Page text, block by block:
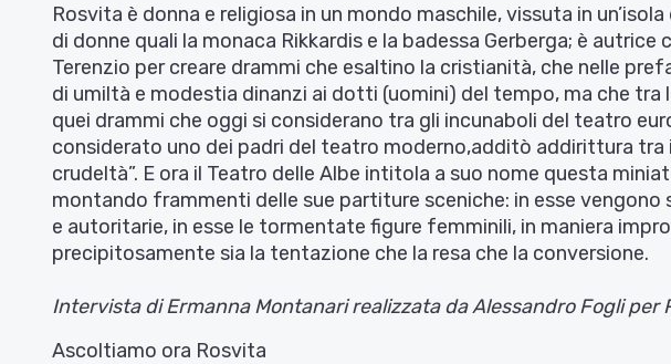
Rosvita è donna e religiosa in un mondo maschile, vissuta in
di donne quali la monaca Rikkardis e la badessa Gerberga; è autrice
Terenzio per creare drammi che esaltino la cristianità, che nelle
di umiltà e modestia dinanzi ai dotti (uomini) del tempo, ma che tra
quei drammi che oggi si considerano tra gli incunaboli del teatro
considerato uno dei padri del teatro moderno,additò addirittura
crudeltà”. E ora il Teatro delle Albe intitola a suo nome questa
montando frammenti delle sue partiture sceniche: in esse
e autoritarie, in esse le tormentate figure femminili, in maniera
precipitosamente sia la tentazione che la resa che la conversione.
Intervista di Ermanna Montanari realizzata da Alessandro Fogli per
Ascoltiamo ora Rosvita